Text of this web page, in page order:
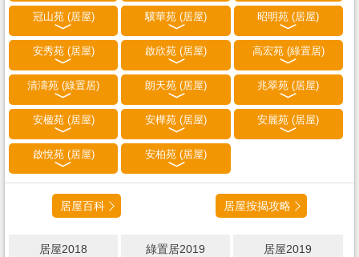
冠山苑 (居屋) 驥華苑 (居屋) 昭明苑 (居屋)
安秀苑 (居屋) 啟欣苑 (居屋) 高宏苑 (綠置居)
清濤苑 (綠置居) 朗天苑 (居屋) 兆翠苑 (居屋)
安楹苑 (居屋) 安樺苑 (居屋) 安麗苑 (居屋)
啟悅苑 (居屋) 安柏苑 (居屋)
居屋百科 居屋按揭攻略
居屋2018 綠置居2019 居屋2019